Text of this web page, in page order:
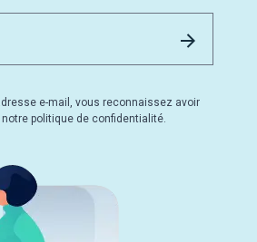
e-mail, vous reconnaissez avoir
politique de confidentialité.